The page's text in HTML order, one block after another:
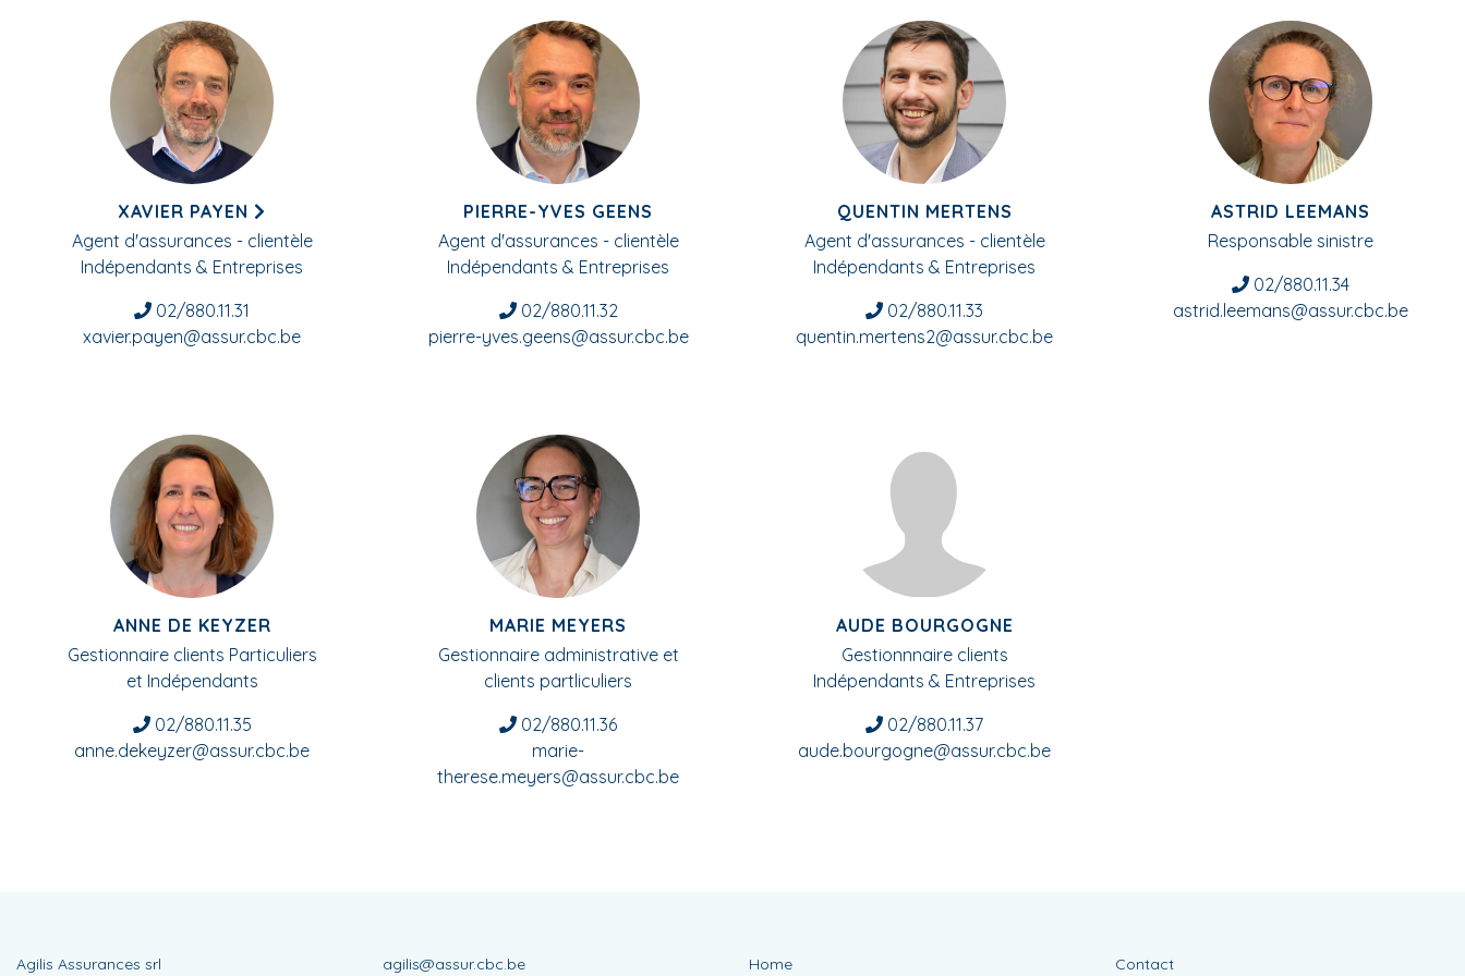
XAVIER PAYEN
Agent d'assurances - clientèle
Indépendants & Entreprises
02/880.11.31
xavier.payen@assur.cbc.be
PIERRE-YVES GEENS
Agent d'assurances - clientèle
Indépendants & Entreprises
02/880.11.32
pierre-yves.geens@assur.cbc.be
QUENTIN MERTENS
Agent d'assurances - clientèle
Indépendants & Entreprises
02/880.11.33
quentin.mertens2@assur.cbc.be
ASTRID LEEMANS
Responsable sinistre
02/880.11.34
astrid.leemans@assur.cbc.be
ANNE DE KEYZER
Gestionnaire clients Particuliers
et Indépendants
02/880.11.35
anne.dekeyzer@assur.cbc.be
MARIE MEYERS
Gestionnaire administrative et
clients partliculiers
02/880.11.36
marie-
therese.meyers@assur.cbc.be
AUDE BOURGOGNE
Gestionnnaire clients
Indépendants & Entreprises
02/880.11.37
aude.bourgogne@assur.cbc.be
Agilis Assurances srl agilis@assur.cbc.be Home Contact